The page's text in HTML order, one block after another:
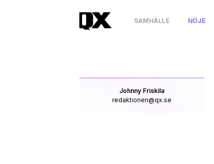
SAMHÄLLE NÖJE
Johnny Friskila
redaktionen@qx.se